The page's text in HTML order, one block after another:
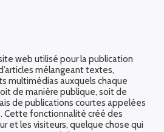
web utilisé pour la publication
mélangeant textes,
multimédias auxquels chaque
de manière publique, soit de
de publications courtes appelées
Cette fonctionnalité créé des
et les visiteurs, quelque chose qui